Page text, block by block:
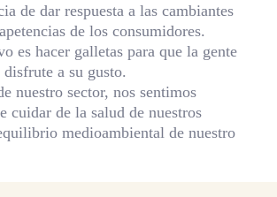
de dar respuesta a las cambiantes
de los consumidores.
es hacer galletas para que la gente
a su gusto.
nuestro sector, nos sentimos
cuidar de la salud de nuestros
medioambiental de nuestro